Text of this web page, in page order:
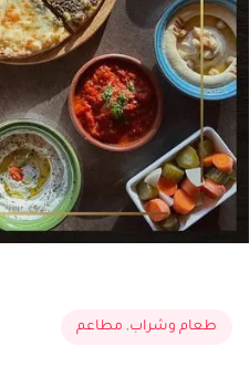
طعام وشراب, مطاعم